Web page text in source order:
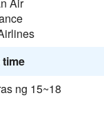
ng 15~18